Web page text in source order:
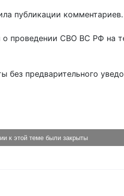
публикации комментариев.
о проведении СВО ВС РФ на
без предварительного
к этой теме были закрыты